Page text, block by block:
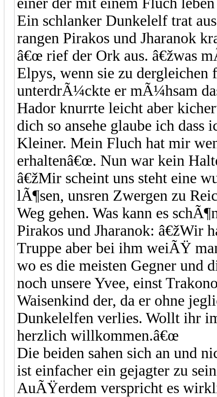
Ein schlanker Dunkelelf trat
rangen Pirakos und Jharanok
â€œ rief der Ork aus. â€žwas
Elpys, wenn sie zu
unterdrÃ¼ckte er mÃ¼hsam
Hador knurrte leicht aber
dich so ansehe glaube ich dass
Kleiner. Mein Fluch hat mir
erhaltenâ€œ. Nun war kein
â€žMir scheint uns steht eine
lÃ¶sen, unsren Zwergen zu
Weg gehen. Was kann es
Pirakos und Jharanok: â€žWir
Truppe aber bei ihm weiÃŸ
wo es die meisten Gegner und
noch unsere Yvee, einst
Waisenkind der, da er ohne
Dunkelelfen verlies. Wollt ihr
herzlich willkommen.â€œ
Die beiden sahen sich an und
ist einfacher ein gejagter zu
AuÃŸerdem verspricht es